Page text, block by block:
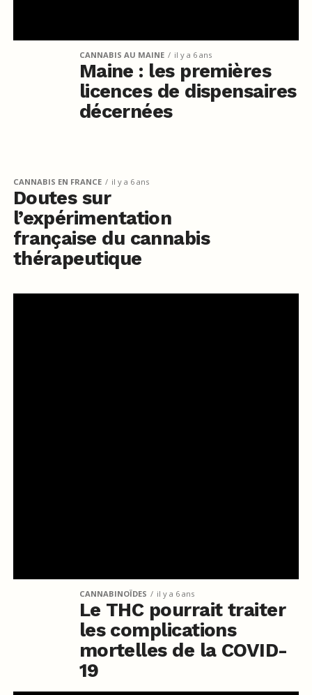
CANNABIS AU MAINE il y a 6 ans
Maine : les premières
licences de dispensaires
décernées
CANNABIS EN FRANCE il y a 6 ans
Doutes sur
l’expérimentation
française du cannabis
thérapeutique
CANNABINOÏDES il y a 6 ans
Le THC pourrait traiter
les complications
mortelles de la COVID-
19